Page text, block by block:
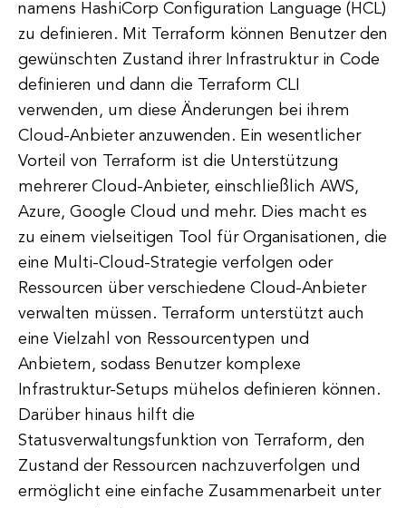
namens HashiCorp Configuration Language (HCL)
zu definieren. Mit Terraform können Benutzer den
gewünschten Zustand ihrer Infrastruktur in Code
definieren und dann die Terraform CLI
verwenden, um diese Änderungen bei ihrem
Cloud-Anbieter anzuwenden. Ein wesentlicher
Vorteil von Terraform ist die Unterstützung
mehrerer Cloud-Anbieter, einschließlich AWS,
Azure, Google Cloud und mehr. Dies macht es
zu einem vielseitigen Tool für Organisationen, die
eine Multi-Cloud-Strategie verfolgen oder
Ressourcen über verschiedene Cloud-Anbieter
verwalten müssen. Terraform unterstützt auch
eine Vielzahl von Ressourcentypen und
Anbietern, sodass Benutzer komplexe
Infrastruktur-Setups mühelos definieren können.
Darüber hinaus hilft die
Statusverwaltungsfunktion von Terraform, den
Zustand der Ressourcen nachzuverfolgen und
ermöglicht eine einfache Zusammenarbeit unter